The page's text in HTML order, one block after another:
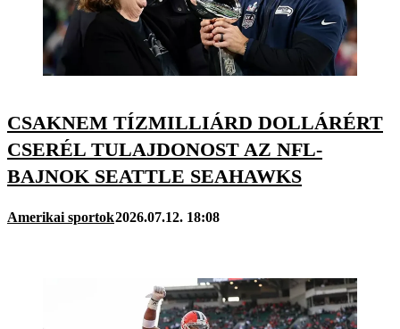
CSAKNEM TÍZMILLIÁRD DOLLÁRÉRT
CSERÉL TULAJDONOST AZ NFL-
BAJNOK SEATTLE SEAHAWKS
Amerikai sportok2026.07.12. 18:08